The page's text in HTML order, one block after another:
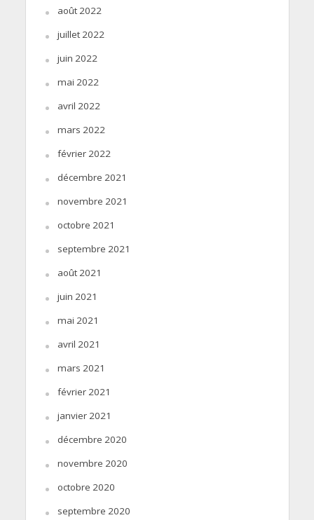
août 2022
juillet 2022
juin 2022
mai 2022
avril 2022
mars 2022
février 2022
décembre 2021
novembre 2021
octobre 2021
septembre 2021
août 2021
juin 2021
mai 2021
avril 2021
mars 2021
février 2021
janvier 2021
décembre 2020
novembre 2020
octobre 2020
septembre 2020